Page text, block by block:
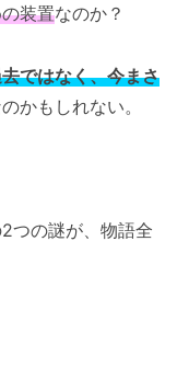
装置なのか？
ではなく、今まさ
かもしれない。
の謎が、物語全